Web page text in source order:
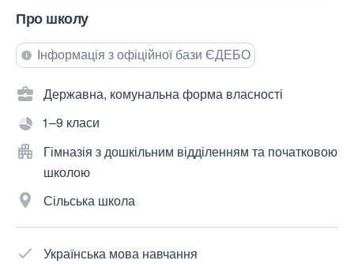
Про школу
Інформація з офіційної бази ЄДЕБО
Державна, комунальна форма власності
1–9 класи
Гімназія з дошкільним відділенням та початковою
школою
Сільська школа
Українська мова навчання